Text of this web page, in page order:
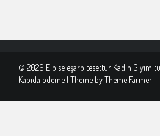
© 2026 Elbise eşarp tesettür Kadın Giyim
Kapıda ödeme | Theme byTheme Farmer